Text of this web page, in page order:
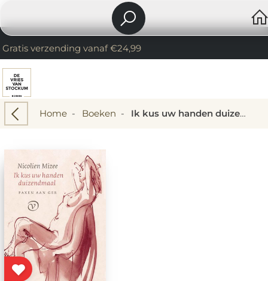
Gratis verzending vanaf €24,99
Home- Boeken - Ik kus uw handen duizendmaal